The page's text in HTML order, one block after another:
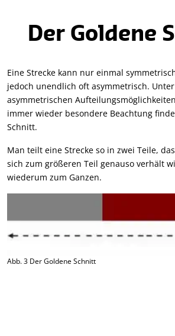
Der Goldene
Eine Strecke kann nur einmal
jedoch unendlich oft asymmetrisch.
asymmetrischen
immer wieder besondere Beachtung
Schnitt.
Man teilt eine Strecke so in zwei Teile,
sich zum größeren Teil genauso verhält
wiederum zum Ganzen.
Abb. 3 Der Goldene Schnitt